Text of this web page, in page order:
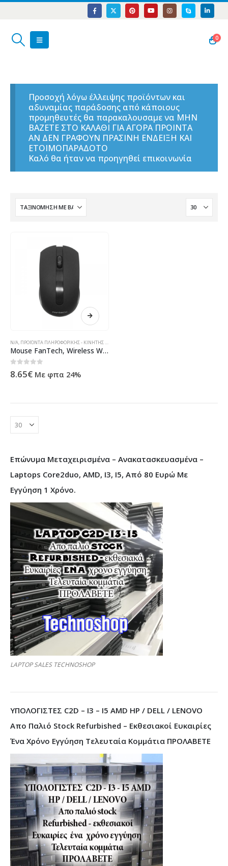
0
Προσοχή λόγω έλλειψης προϊόντων και
αδυναμίας παράδοσης από κάποιους
προμηθευτές θα παρακαλουσαμε να ΜΗΝ
ΒΑΖΕΤΕ ΣΤΟ ΚΑΛΑΘΙ ΓΙΑ ΑΓΟΡΑ ΠΡΟΙΝΤΑ
ΑΝ ΔΕΝ ΓΡΑΦΟΥΝ ΠΡΑΣΙΝΗ ΕΝΔΕΙΞΗ ΚΑΙ
ΕΤΟΙΜΟΠΑΡΑΔΟΤΟ
Καλό θα ήταν να προηγηθεί επικοινωνία
N/A ΠΡΟΪΌΝΤΑ ΠΛΗΡΟΦΟΡΙΚΉΣ - ΚΙΝΗΤΉΣ ΤΗΛΕΦΩΝΊΑΣ - ΗΛΕΚΤΡΟΝΙΚΆ
Mouse FanTech, Wireless W556, Different colors – 938
0out of 5
8.65€ Με φπα 24%
Επώνυμα Μεταχειρισμένα – Ανακατασκευασμένα –
Laptops Core2duo, AMD, I3, I5, Από 80 Ευρώ Με
Εγγύηση 1 Χρόνο.
LAPTOP SALES TECHNOSHOP
ΥΠΟΛΟΓΙΣΤΕΣ C2D – I3 – I5 AMD HP / DELL / LENOVO
Απο Παλιό Stock Refurbished – Εκθεσιακοί Ευκαιρίες
Ένα Χρόνο Εγγύηση Τελευταία Κομμάτια ΠΡΟΛΑΒΕΤΕ